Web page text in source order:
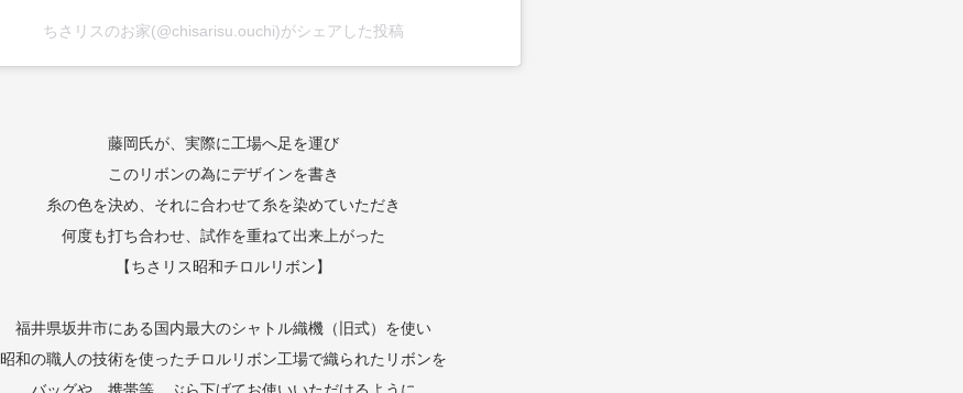
ちさリスのお家(@chisarisu.ouchi)がシェアした投稿
藤岡氏が、実際に工場へ足を運び
このリボンの為にデザインを書き
糸の色を決め、それに合わせて糸を染めていただき
何度も打ち合わせ、試作を重ねて出来上がった
【ちさリス昭和チロルリボン】
福井県坂井市にある国内最大のシャトル織機（旧式）を使い
昭和の職人の技術を使ったチロルリボン工場で織られたリボンを
バッグや、携帯等、ぶら下げてお使いいただけるように